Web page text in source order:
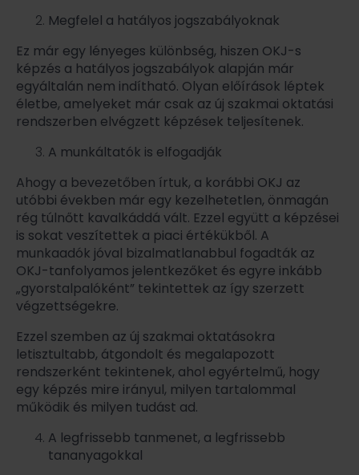
Megfelel a hatályos jogszabályoknak
Ez már egy lényeges különbség, hiszen OKJ-s
képzés a hatályos jogszabályok alapján már
egyáltalán nem indítható. Olyan előírások léptek
életbe, amelyeket már csak az új szakmai oktatási
rendszerben elvégzett képzések teljesítenek.
A munkáltatók is elfogadják
Ahogy a bevezetőben írtuk, a korábbi OKJ az
utóbbi években már egy kezelhetetlen, önmagán
rég túlnőtt kavalkáddá vált. Ezzel együtt a képzései
is sokat veszítettek a piaci értékükből. A
munkaadók jóval bizalmatlanabbul fogadták az
OKJ-tanfolyamos jelentkezőket és egyre inkább
„gyorstalpalóként” tekintettek az így szerzett
végzettségekre.
Ezzel szemben az új szakmai oktatásokra
letisztultabb, átgondolt és megalapozott
rendszerként tekintenek, ahol egyértelmű, hogy
egy képzés mire irányul, milyen tartalommal
működik és milyen tudást ad.
A legfrissebb tanmenet, a legfrissebb
tananyagokkal